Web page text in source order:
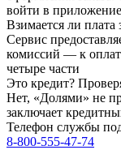
войти в
Взимается ли плата
Сервис
комиссий — к
четыре части
Это кредит?
Нет, «Долями» не
заключает
Телефон службы
8-800-555-47-74